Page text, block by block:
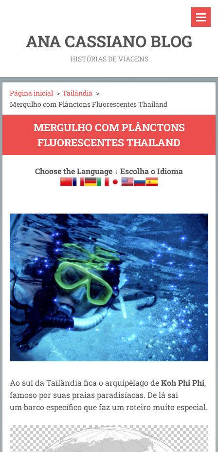
ANA CASSIANO BLOG
HISTÓRIAS DE VIAGENS
Página inicial > Tailândia >
Mergulho com Plânctons Fluorescentes Thailand
MERGULHO COM PLÂNCTONS
FLUORESCENTES THAILAND
Choose the Language ↓ Escolha o Idioma
Ao sul da Tailândia fica o arquipélago deKoh Phi Phi,
famoso por suas praias paradisíacas. De lá sai
um barco específico que faz um roteiro muito especial.